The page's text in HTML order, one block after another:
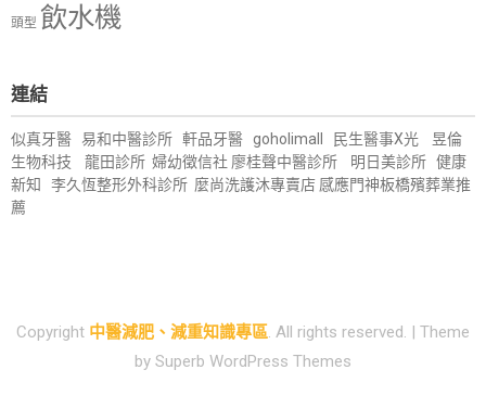
頭型 飲水機
連結
似真牙醫 易和中醫診所 軒品牙醫 goholimall 民生醫事X光
昱倫
生物科技
龍田診所 婦幼徵信社 廖桂聲中醫診所 明日美診所 健康
新知
李久恆整形外科診所 麼尚洗護沐專賣店 感應門神板橋殯葬業推
薦
Copyright 中醫減肥、減重知識專區. All rights reserved. | Theme
by Superb WordPress Themes